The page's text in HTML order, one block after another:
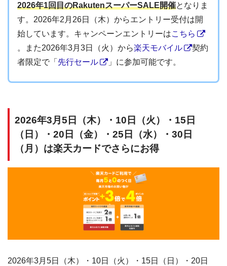
2026年1回目のRakutenスーパーSALE開催となりま
す。2026年2月26日（木）からエントリー受付は開
始しています。キャンペーンエントリーはこちら
。また2026年3月3日（火）から楽天モバイル
契約
者限定で「 先行セール 」に参加可能です。
2026年3月5日（木）・10日（火）・15日
（日）・20日（金）・25日（水）・30日
（月）は楽天カードでさらにお得
2026年3月5日（木）・10日（火）・15日（日）・20日